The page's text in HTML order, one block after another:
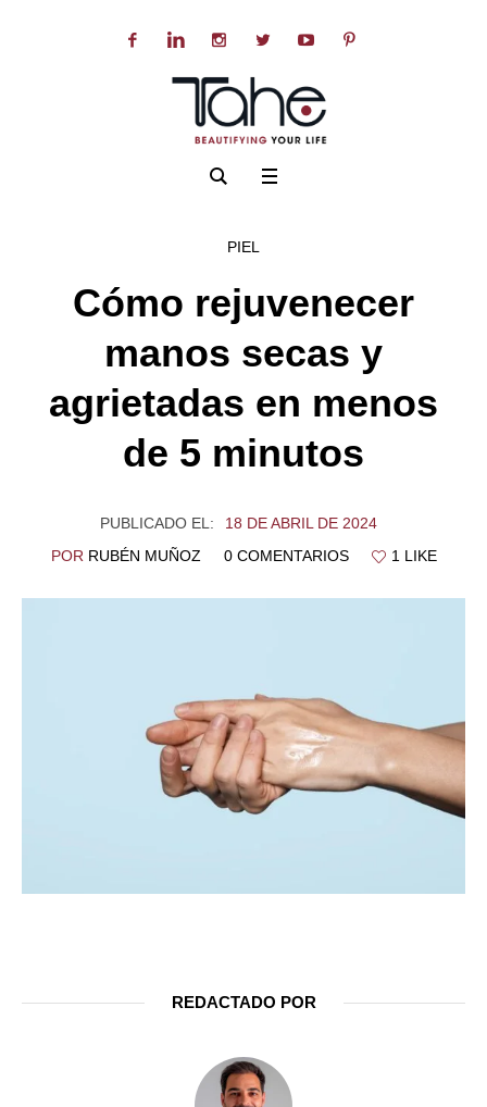
PIEL
Cómo rejuvenecer
manos secas y
agrietadas en menos
de 5 minutos
PUBLICADO EL:
18 DE ABRIL DE 2024
POR RUBÉN MUÑOZ 0 COMENTARIOS 1 LIKE
REDACTADO POR